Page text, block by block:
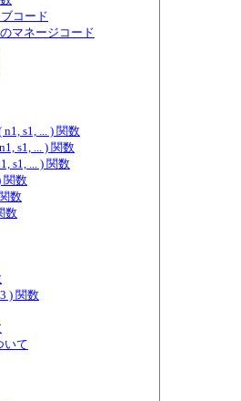
コード
マネージコード
s1, ... ) 関数
s1, ... ) 関数
s1, ... ) 関数
関数
数
数
) 関数
いて